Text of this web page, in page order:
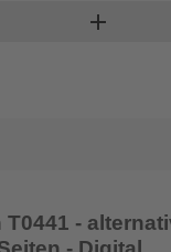
Menge
add
-